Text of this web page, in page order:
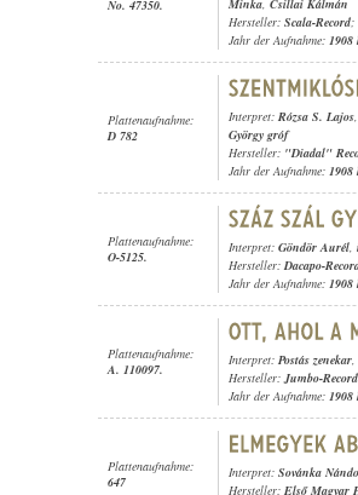
No. 47350.
Minka, Csillai Kálmán
Hersteller: Scala-Record;
Jahr der Aufnahme:
Plattenaufnahme:
D 782
Interpret: Rózsa S. Lajos,
György gróf
Hersteller: "Diadal"
Jahr der Aufnahme:
Plattenaufnahme:
O-5125.
Interpret: Göndör Aurél,
Hersteller:Dacapo-
Jahr der Aufnahme:
Plattenaufnahme:
A. 110097.
Interpret: Postás zenekar,
Hersteller:Jumbo-Record
Jahr der Aufnahme:
Plattenaufnahme:
647
Interpret: Sovánka
Hersteller: Első Magyar